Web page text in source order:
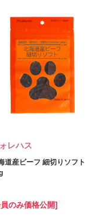
レハス
道産ビーフ 細切りソフト
のみ価格公開]